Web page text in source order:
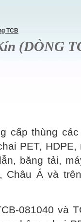
TCB
(DÒNG
cấp thùng các
PET, HDPE,
băng tải,
Châu Á và
081040 và